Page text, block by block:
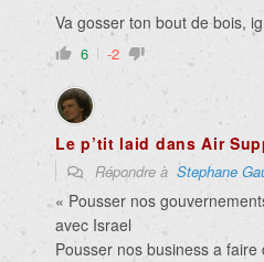
Va gosser ton bout de bois,
6 -2
Le p’tit laid dans Air
Répondre à Stephane
« Pousser nos
avec Israel
Pousser nos business a faire